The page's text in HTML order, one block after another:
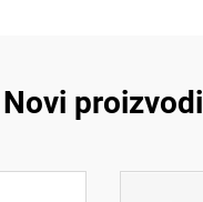
Novi proizvodi